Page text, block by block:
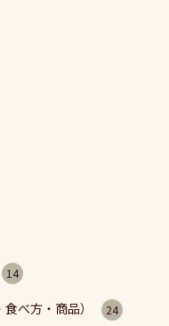
14
べ方・商品） 24